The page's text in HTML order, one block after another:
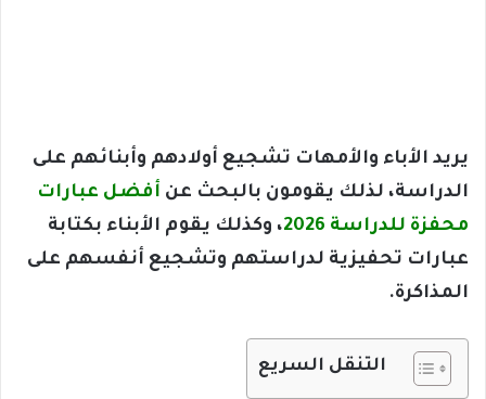
يريد الأباء والأمهات تشجيع أولادهم وأبنائهم على
الدراسة، لذلك يقومون بالبحث عن أفضل عبارات
محفزة للدراسة 2026
، وكذلك يقوم الأبناء بكتابة
عبارات تحفيزية لدراستهم وتشجيع أنفسهم على
المذاكرة.
التنقل السريع